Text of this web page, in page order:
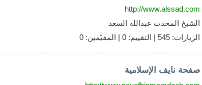
http://www.alssad.com
الشيخ المحدث عبدالله السعد
الزيارات: 545 | التقييم: 0 | المقيّمين: 0
صفحة نايف الإسلامية